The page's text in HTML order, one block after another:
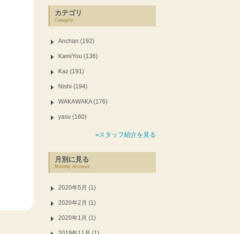
カテゴリ
Category
Anchan (192)
KamiYou (136)
Kaz (191)
Nishi (194)
WAKAWAKA (176)
yasu (160)
»スタッフ紹介を見る
月別に見る
Monthly Archives
2020年5月 (1)
2020年2月 (1)
2020年1月 (1)